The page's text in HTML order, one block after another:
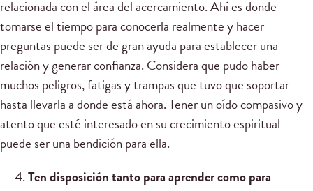
relacionada con el área del acercamiento. Ahí es donde
tomarse el tiempo para conocerla realmente y hacer
preguntas puede ser de gran ayuda para establecer una
relación y generar confianza. Considera que pudo haber
muchos peligros, fatigas y trampas que tuvo que soportar
hasta llevarla a donde está ahora. Tener un oído compasivo y
atento que esté interesado en su crecimiento espiritual
puede ser una bendición para ella.
Ten disposición tanto para aprender como para